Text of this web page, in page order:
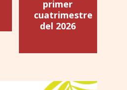
primer
cuatrimestre
del 2026